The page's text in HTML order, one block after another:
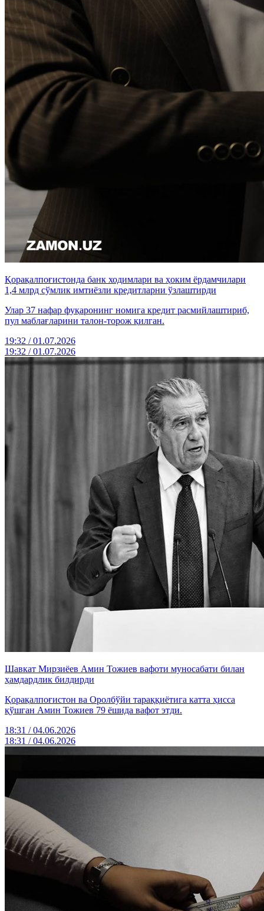
Қорақалпоғистонда банк ходимлари ва ҳоким ёрдамчилари
1,4 млрд сўмлик имтиёзли кредитларни ўзлаштирди
Улар 37 нафар фуқаронинг номига кредит расмийлаштириб,
пул маблағларини талон-торож қилган.
19:32 / 01.07.2026
19:32 / 01.07.2026
Шавкат Мирзиёев Амин Тожиев вафоти муносабати билан
ҳамдардлик билдирди
Қорақалпоғистон ва Оролбўйи тараққиётига катта ҳисса
қўшган Амин Тожиев 79 ёшида вафот этди.
18:31 / 04.06.2026
18:31 / 04.06.2026